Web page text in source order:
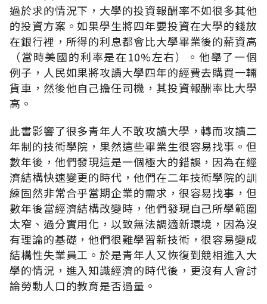
過於求的情況下，大學的投資報酬率不如很多其他
的投資方案。如果學生將四年要投資在大學的錢放
在銀行裡，所得的利息都會比大學畢業後的薪資高
（當時美國的利率是在10%左右）。他舉了一個
例子，人民如果將攻讀大學四年的經費去購買一輛
貨車，然後他自己擔任司機，其投資報酬率比大學
高。
此書影響了很多青年人不敢攻讀大學，轉而攻讀二
年制的技術學院，果然這些畢業生很容易找事。但
數年後，他們發現這是一個極大的錯誤，因為在經
濟結構快速變更的時代，他們在二年技術學院的訓
練固然非常合乎當期企業的需求，很容易找事，但
數年後當經濟結構改變時，他們發現自己所學範圍
太窄、過分實用化，以致無法調適新環境，因為沒
有理論的基礎，他們很難學習新技術，很容易變成
結構性失業員工。於是青年人又恢復到競相進入大
學的情況，進入知識經濟的時代後，更沒有人會討
論勞動人口的教育是否過量。